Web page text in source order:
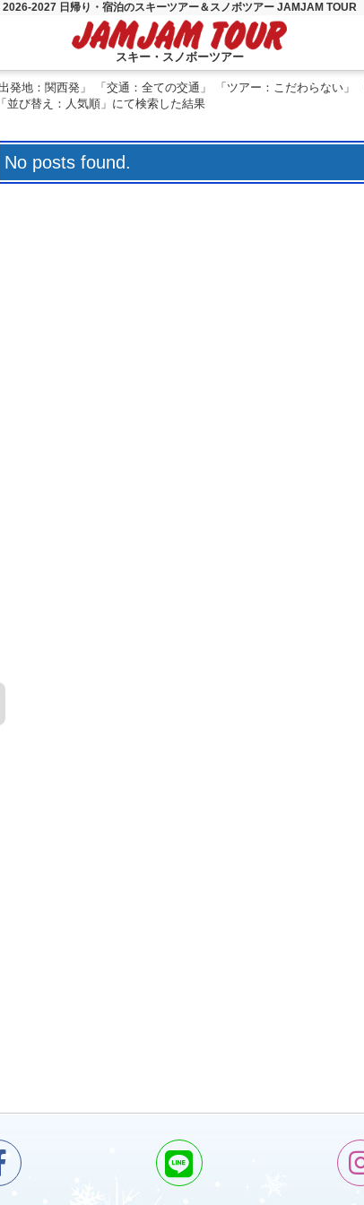
2026-2027 日帰り・宿泊のスキーツアー＆スノボツアー JAMJAM TOUR
スキー・スノボーツアー
出発地：関西発」 「交通：全ての交通」 「ツアー：こだわらない
び替え：人気順」にて検索した結果
No posts found.